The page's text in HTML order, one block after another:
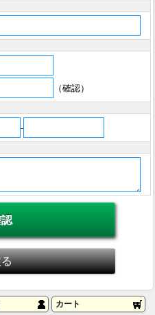
（確認）
-
カート